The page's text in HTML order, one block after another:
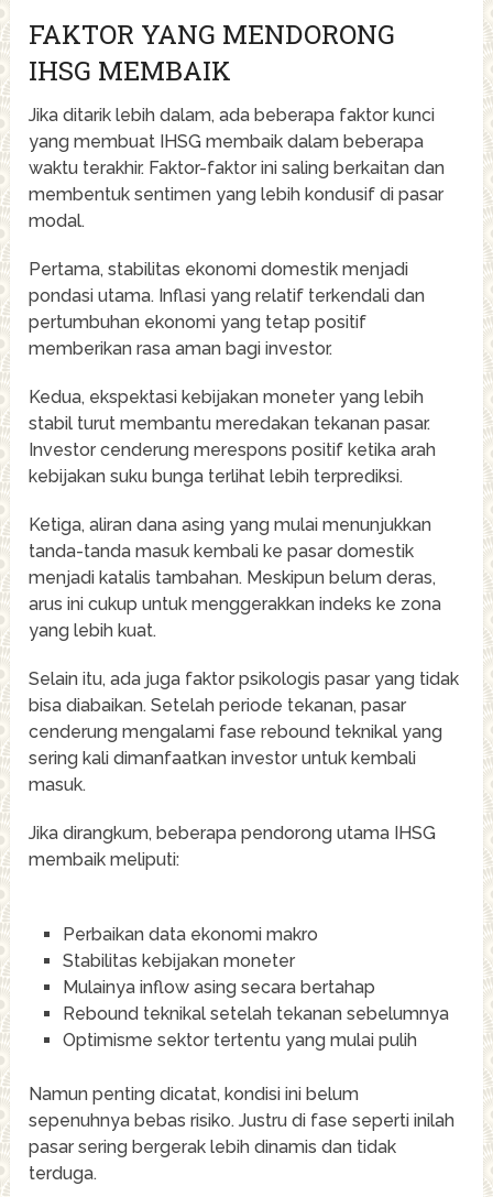
FAKTOR YANG MENDORONG
IHSG MEMBAIK
Jika ditarik lebih dalam, ada beberapa faktor kunci
yang membuat IHSG membaik dalam beberapa
waktu terakhir. Faktor-faktor ini saling berkaitan dan
membentuk sentimen yang lebih kondusif di pasar
modal.
Pertama, stabilitas ekonomi domestik menjadi
pondasi utama. Inflasi yang relatif terkendali dan
pertumbuhan ekonomi yang tetap positif
memberikan rasa aman bagi investor.
Kedua, ekspektasi kebijakan moneter yang lebih
stabil turut membantu meredakan tekanan pasar.
Investor cenderung merespons positif ketika arah
kebijakan suku bunga terlihat lebih terprediksi.
Ketiga, aliran dana asing yang mulai menunjukkan
tanda-tanda masuk kembali ke pasar domestik
menjadi katalis tambahan. Meskipun belum deras,
arus ini cukup untuk menggerakkan indeks ke zona
yang lebih kuat.
Selain itu, ada juga faktor psikologis pasar yang tidak
bisa diabaikan. Setelah periode tekanan, pasar
cenderung mengalami fase rebound teknikal yang
sering kali dimanfaatkan investor untuk kembali
masuk.
Jika dirangkum, beberapa pendorong utama IHSG
membaik meliputi:
Perbaikan data ekonomi makro
Stabilitas kebijakan moneter
Mulainya inflow asing secara bertahap
Rebound teknikal setelah tekanan sebelumnya
Optimisme sektor tertentu yang mulai pulih
Namun penting dicatat, kondisi ini belum
sepenuhnya bebas risiko. Justru di fase seperti inilah
pasar sering bergerak lebih dinamis dan tidak
terduga.